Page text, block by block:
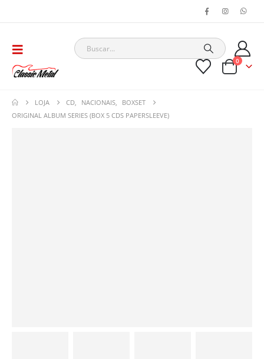
0
LOJA CD NACIONAIS
BOXSET
ORIGINAL ALBUM SERIES (BOX 5 CDS PAPERSLEEVE)